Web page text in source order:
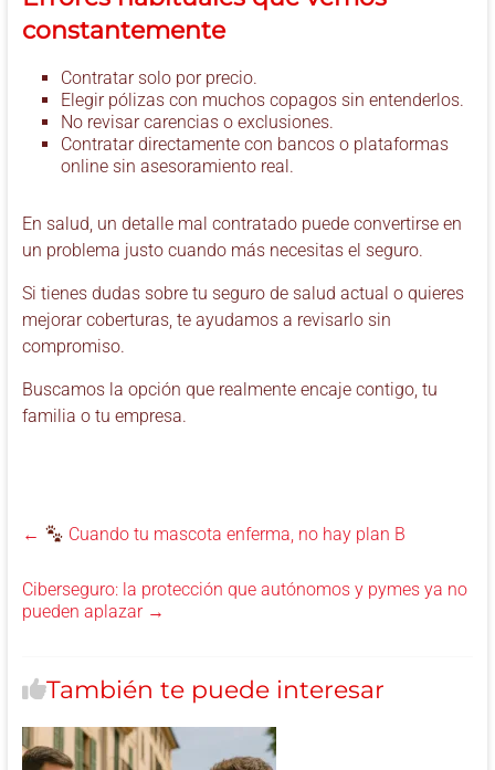
constantemente
Contratar solo por precio.
Elegir pólizas con muchos copagos sin entenderlos.
No revisar carencias o exclusiones.
Contratar directamente con bancos o plataformas
online sin asesoramiento real.
En salud, un detalle mal contratado puede convertirse en
un problema justo cuando más necesitas el seguro.
Si tienes dudas sobre tu seguro de salud actual o quieres
mejorar coberturas, te ayudamos a revisarlo sin
compromiso.
Buscamos la opción que realmente encaje contigo, tu
familia o tu empresa.
← Cuando tu mascota enferma, no hay plan B
Ciberseguro: la protección que autónomos y pymes ya no
pueden aplazar →
También te puede interesar